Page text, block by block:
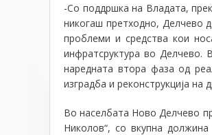
-Со поддршка на Владата,
никогаш претходно, Делчево
проблеми и средства кои
инфратсруктура во Делчево.
наредната втора фаза од
изградба и реконструкција на
Во населбата Ново Делчево
Николов“, со вкупна